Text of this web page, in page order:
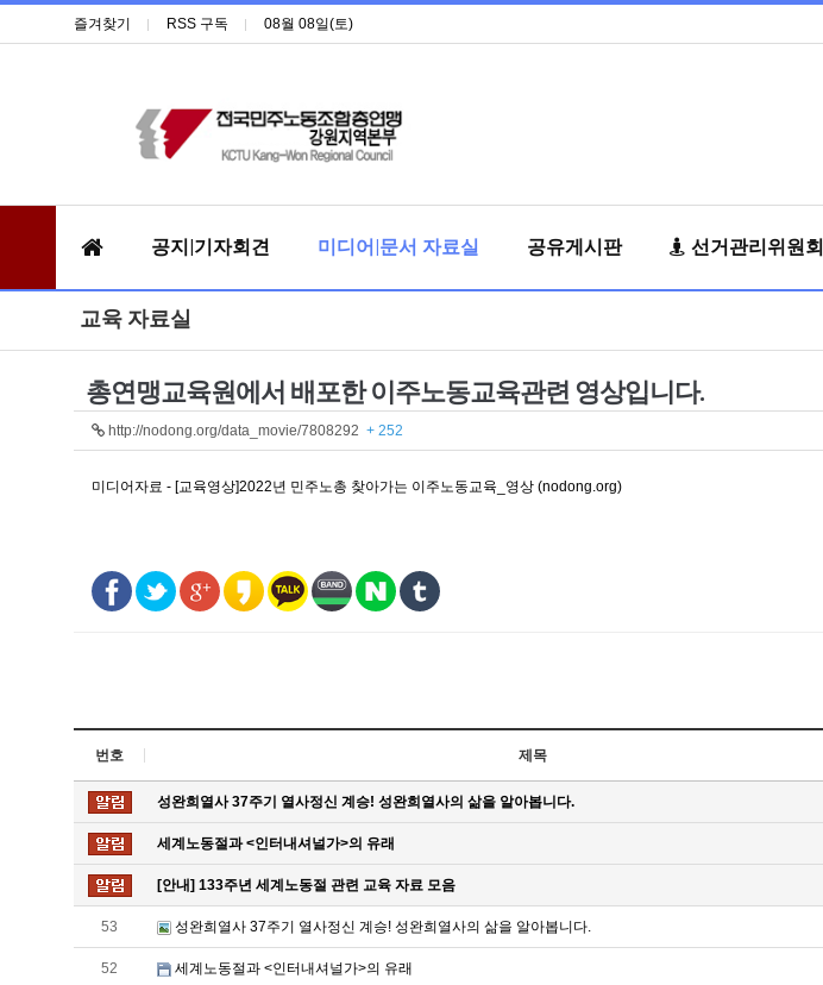
즐겨찾기 RSS 구독 08월 08일(토)
공지|기자회견 미디어|문서 자료실 공유게시판 선거관리위원회
교육 자료실
총연맹교육원에서 배포한 이주노동교육관련 영상입니다.
http://nodong.org/data_movie/7808292 + 252
미디어자료 - [교육영상]2022년 민주노총 찾아가는 이주노동교육_영상 (nodong.org)
번호 제목
성완희열사 37주기 열사정신 계승! 성완희열사의 삶을 알아봅니다.
세계노동절과 <인터내셔널가>의 유래
[안내] 133주년 세계노동절 관련 교육 자료 모음
53 성완희열사 37주기 열사정신 계승! 성완희열사의 삶을 알아봅니다.
52 세계노동절과 <인터내셔널가>의 유래